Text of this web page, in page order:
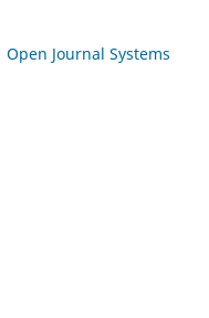
Open Journal Systems